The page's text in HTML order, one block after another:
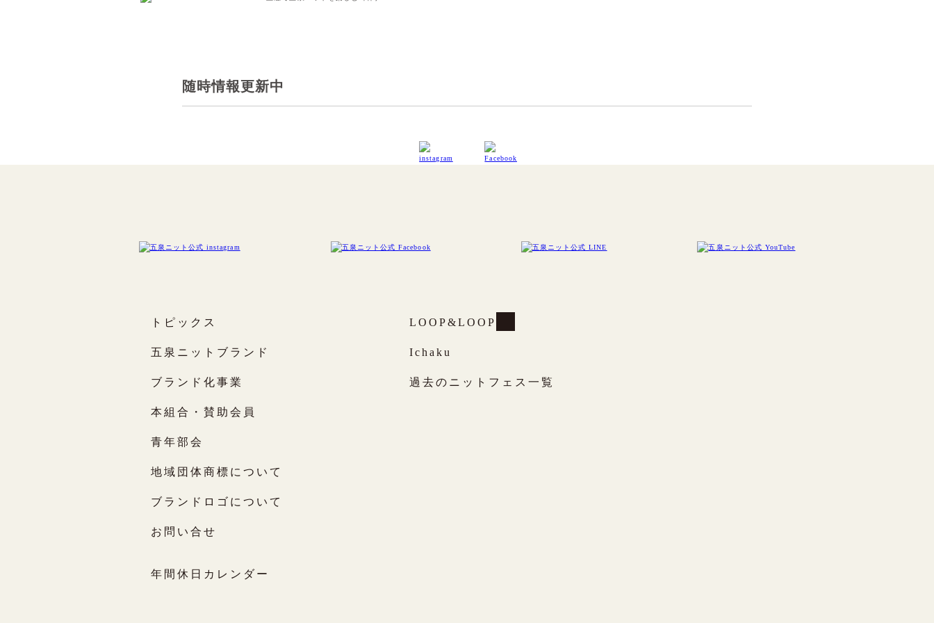
随時情報更新中
トピックス
五泉ニットブランド
ブランド化事業
本組合・賛助会員
青年部会
地域団体商標について
ブランドロゴについて
お問い合せ
年間休日カレンダー
LOOP&LOOP
Ichaku
過去のニットフェス一覧